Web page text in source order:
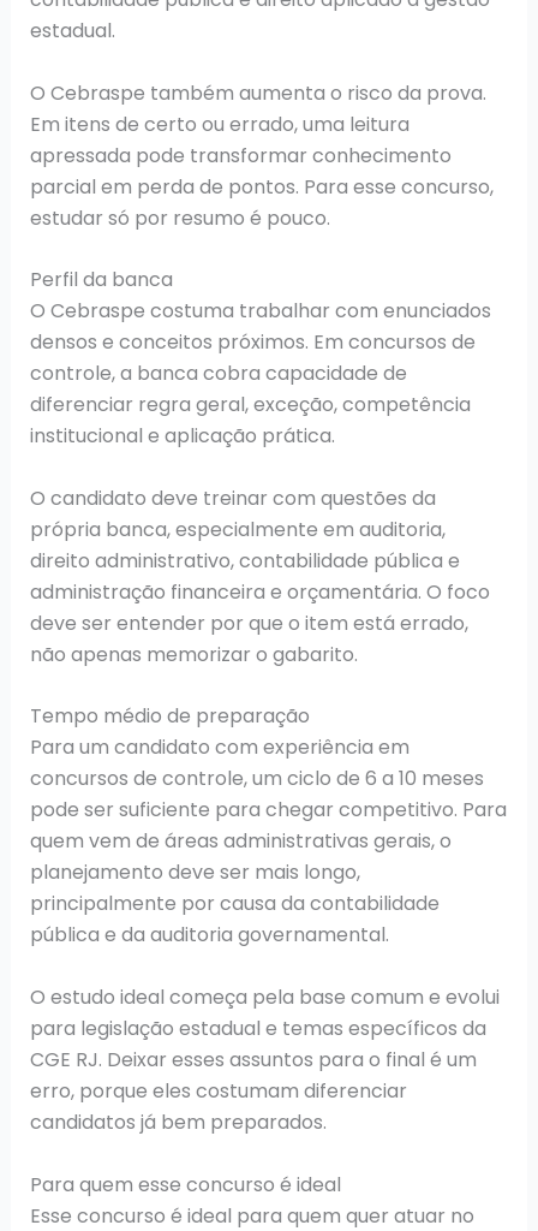
estadual.
O Cebraspe também aumenta o risco da prova.
Em itens de certo ou errado, uma leitura
apressada pode transformar conhecimento
parcial em perda de pontos. Para esse concurso,
estudar só por resumo é pouco.
Perfil da banca
O Cebraspe costuma trabalhar com enunciados
densos e conceitos próximos. Em concursos de
controle, a banca cobra capacidade de
diferenciar regra geral, exceção, competência
institucional e aplicação prática.
O candidato deve treinar com questões da
própria banca, especialmente em auditoria,
direito administrativo, contabilidade pública e
administração financeira e orçamentária. O foco
deve ser entender por que o item está errado,
não apenas memorizar o gabarito.
Tempo médio de preparação
Para um candidato com experiência em
concursos de controle, um ciclo de 6 a 10 meses
pode ser suficiente para chegar competitivo. Para
quem vem de áreas administrativas gerais, o
planejamento deve ser mais longo,
principalmente por causa da contabilidade
pública e da auditoria governamental.
O estudo ideal começa pela base comum e evolui
para legislação estadual e temas específicos da
CGE RJ. Deixar esses assuntos para o final é um
erro, porque eles costumam diferenciar
candidatos já bem preparados.
Para quem esse concurso é ideal
Esse concurso é ideal para quem quer atuar no